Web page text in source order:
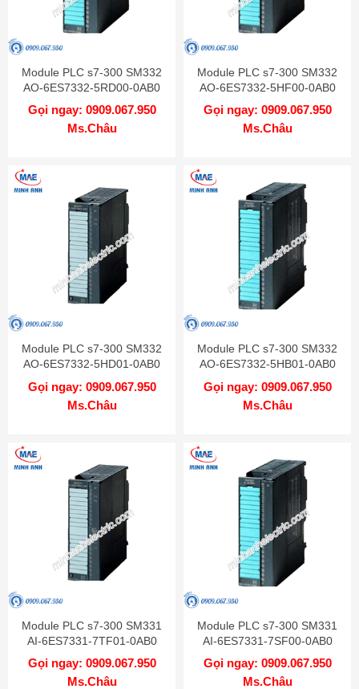
Module PLC s7-300 SM332
AO-6ES7332-5RD00-0AB0
Gọi ngay: 0909.067.950
Ms.Châu
Module PLC s7-300 SM332
AO-6ES7332-5HF00-0AB0
Gọi ngay: 0909.067.950
Ms.Châu
Module PLC s7-300 SM332
AO-6ES7332-5HD01-0AB0
Gọi ngay: 0909.067.950
Ms.Châu
Module PLC s7-300 SM332
AO-6ES7332-5HB01-0AB0
Gọi ngay: 0909.067.950
Ms.Châu
Module PLC s7-300 SM331
AI-6ES7331-7TF01-0AB0
Gọi ngay: 0909.067.950
Ms.Châu
Module PLC s7-300 SM331
AI-6ES7331-7SF00-0AB0
Gọi ngay: 0909.067.950
Ms.Châu